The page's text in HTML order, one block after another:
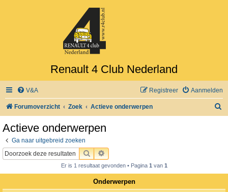
Renault 4 Club Nederland
V&A Aanmelden
Registreer
Forumoverzicht Zoek Actieve onderwerpen
Actieve onderwerpen
Ga naar uitgebreid zoeken
ZOEKUITGEBREID ZOEKEN
Er is 1 resultaat gevonden • Pagina 1van 1
Onderwerpen